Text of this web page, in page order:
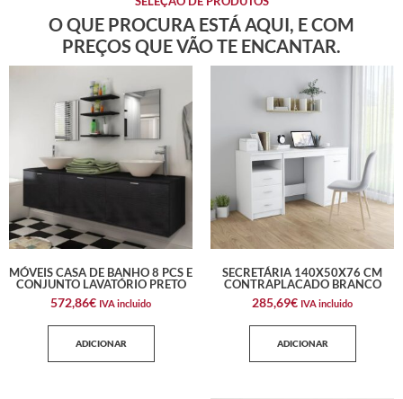
O QUE PROCURA ESTÁ AQUI, E COM
PREÇOS QUE VÃO TE ENCANTAR.
MÓVEIS CASA DE BANHO 8 PCS E
CONJUNTO LAVATÓRIO PRETO
572,86€ IVA incluido
ADICIONAR
SECRETÁRIA 140X50X76 CM
CONTRAPLACADO BRANCO
285,69€ IVA incluido
ADICIONAR